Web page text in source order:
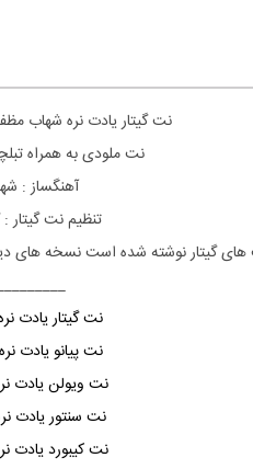
نت گیتار یادت نره شهاب
نت ملودی به همراه
آهنگساز :
تنظیم نتگیتار :
هایگیتارنوشته شده است نسخه های
نت گیتار یادت
نت پیانو یادت
نت ویولن یادت
نت سنتور یادت
نت کیبورد یادت